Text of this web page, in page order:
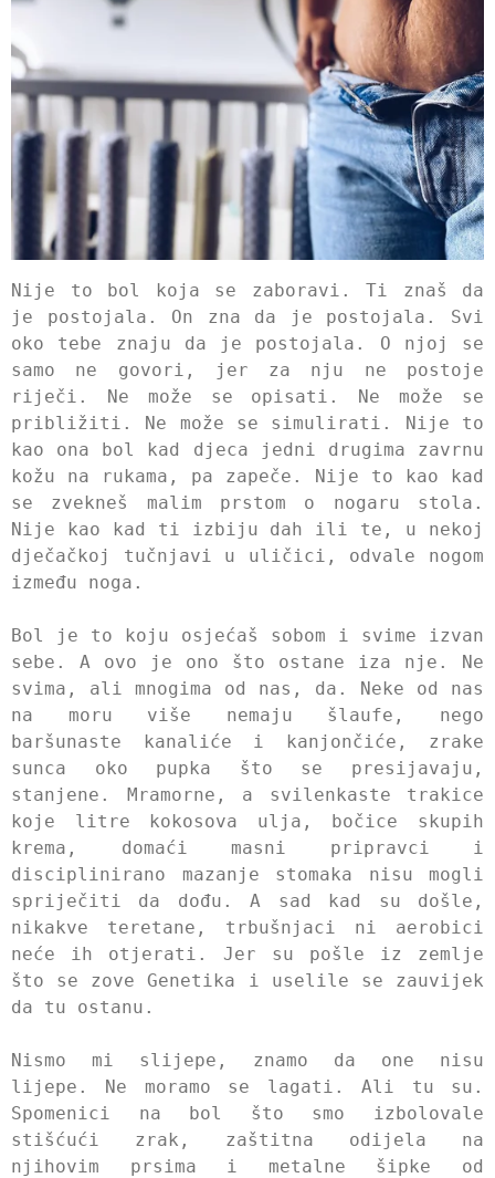
Nije to bol koja se zaboravi. Ti znaš da
je postojala. On zna da je postojala. Svi
oko tebe znaju da je postojala. O njoj se
samo ne govori, jer za nju ne postoje
riječi. Ne može se opisati. Ne može se
približiti. Ne može se simulirati. Nije to
kao ona bol kad djeca jedni drugima zavrnu
kožu na rukama, pa zapeče. Nije to kao kad
se zvekneš malim prstom o nogaru stola.
Nije kao kad ti izbiju dah ili te, u nekoj
dječačkoj tučnjavi u uličici, odvale nogom
između noga.
Bol je to koju osjećaš sobom i svime izvan
sebe. A ovo je ono što ostane iza nje. Ne
svima, ali mnogima od nas, da. Neke od nas
na moru više nemaju šlaufe, nego
baršunaste kanaliće i kanjončiće, zrake
sunca oko pupka što se presijavaju,
stanjene. Mramorne, a svilenkaste trakice
koje litre kokosova ulja, bočice skupih
krema, domaći masni pripravci i
disciplinirano mazanje stomaka nisu mogli
spriječiti da dođu. A sad kad su došle,
nikakve teretane, trbušnjaci ni aerobici
neće ih otjerati. Jer su pošle iz zemlje
što se zove Genetika i uselile se zauvijek
da tu ostanu.
Nismo mi slijepe, znamo da one nisu
lijepe. Ne moramo se lagati. Ali tu su.
Spomenici na bol što smo izbolovale
stišćući zrak, zaštitna odijela na
njihovim prsima i metalne šipke od